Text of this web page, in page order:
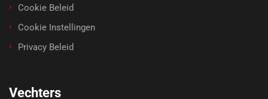
Cookie Beleid
Cookie Instellingen
Privacy Beleid
Vechters